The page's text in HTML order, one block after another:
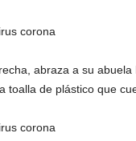
corona
abraza a su
toalla de plástico que
corona